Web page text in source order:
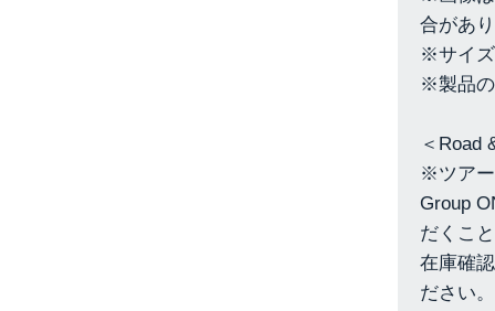
合があ
※サイ
※製品の
＜Road
※ツアー
Group
だくこ
在庫確
ださい。